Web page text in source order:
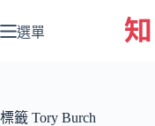
至
容
選單
標籤 Tory Burch